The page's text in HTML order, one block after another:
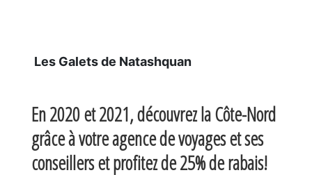
Les Galets de Natashquan
En 2020 et 2021, découvrez la Côte-Nord
grâce à votre agence de voyages et ses
conseillers et profitez de 25% de rabais!